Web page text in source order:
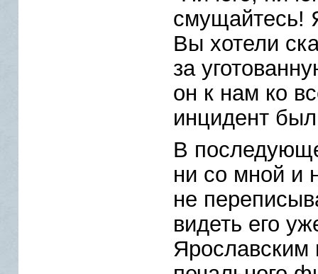
смущайтесь!
Вы хотели
за
он к нам ко
инцидент
В
ни со мной и
не
видеть его
Ярославским